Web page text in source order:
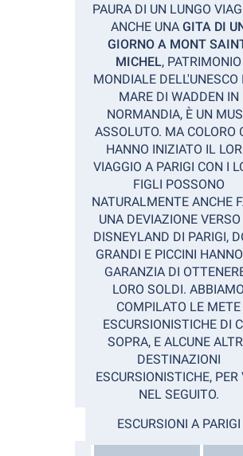
PAURA DI UN LUNGO
ANCHE UNA GITA DI
GIORNO A MONT
MICHEL, PATRIMONIO
MONDIALE DELL'UNESCO
MARE DI WADDEN IN
NORMANDIA, È UN
ASSOLUTO. MA COLORO
HANNO INIZIATO IL
VIAGGIO A PARIGI CON I
FIGLI POSSONO
NATURALMENTE ANCHE
UNA DEVIAZIONE
DISNEYLAND DI PARIGI,
GRANDI E PICCINI
GARANZIA DI
LORO SOLDI. ABBIAMO
COMPILATO LE METE
ESCURSIONISTICHE DI
SOPRA, E ALCUNE
DESTINAZIONI
ESCURSIONISTICHE, PER
NEL SEGUITO.
ESCURSIONI A PARIGI